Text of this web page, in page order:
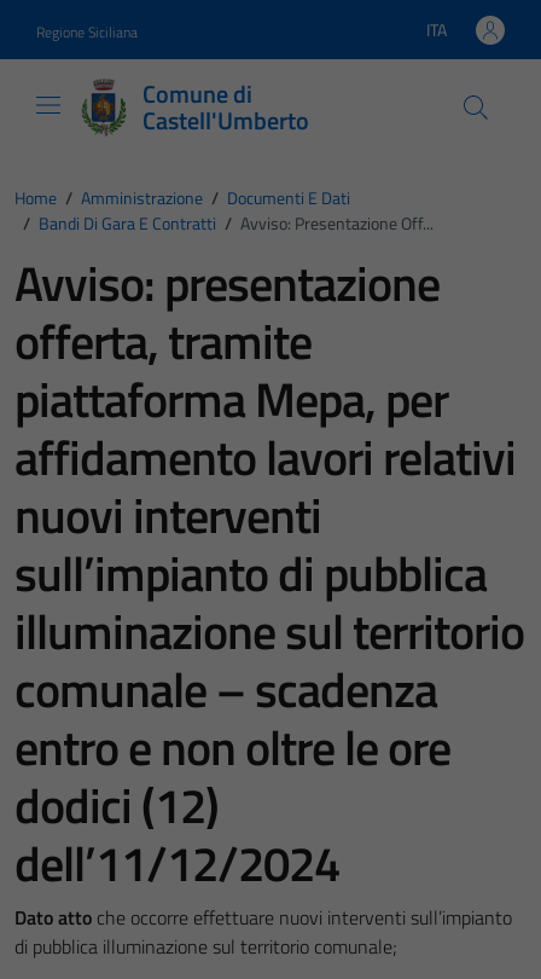
Regione Siciliana Lingua attiva:
ITA
Comune di
Castell'Umberto
Home / Amministrazione / Documenti E Dati
/ Bandi Di Gara E Contratti / Avviso: Presentazione Off...
Avviso: presentazione
offerta, tramite
piattaforma Mepa, per
affidamento lavori relativi
nuovi interventi
sull’impianto di pubblica
illuminazione sul territorio
comunale – scadenza
entro e non oltre le ore
dodici (12)
dell’11/12/2024
Dato atto che occorre effettuare nuovi interventi sull’impianto
di pubblica illuminazione sul territorio comunale;